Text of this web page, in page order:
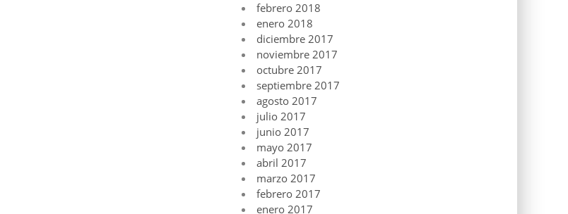
febrero 2018
enero 2018
diciembre 2017
noviembre 2017
octubre 2017
septiembre 2017
agosto 2017
julio 2017
junio 2017
mayo 2017
abril 2017
marzo 2017
febrero 2017
enero 2017